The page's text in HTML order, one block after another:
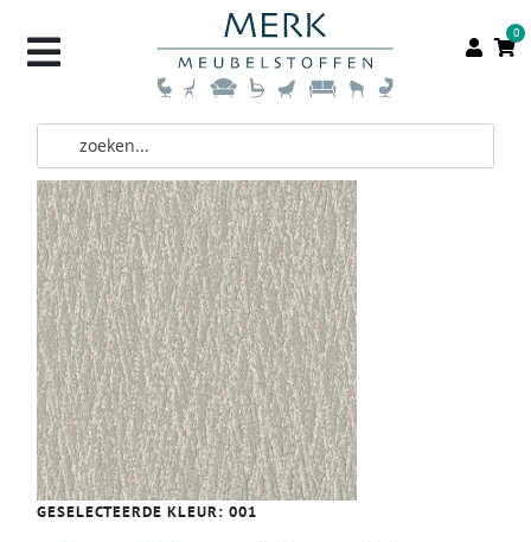
0
GESELECTEERDE KLEUR: 001